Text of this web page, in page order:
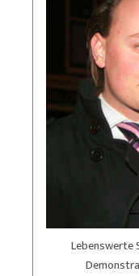
Lebenswerte